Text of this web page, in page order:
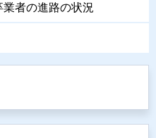
者の進路の状況